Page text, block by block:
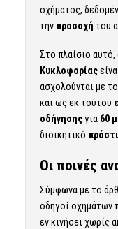
οχήματος,
την προσοχή του
Στο πλαίσιο αυτό,
Κυκλοφορίας
ασχολούνται με
και ως εκ τούτου
οδήγησηςγια 60
διοικητικό
Οι ποινές
Σύμφωνα με το
οδηγοί οχημάτων
εν κινήσει χωρίς